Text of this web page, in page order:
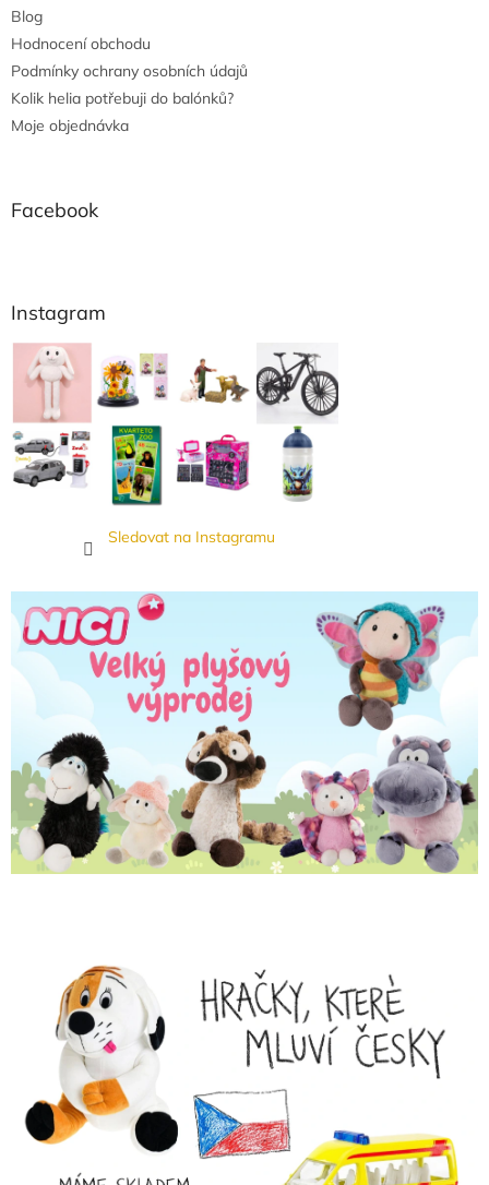
Blog
Hodnocení obchodu
Podmínky ochrany osobních údajů
Kolik helia potřebuji do balónků?
Moje objednávka
Facebook
Instagram
Sledovat na Instagramu